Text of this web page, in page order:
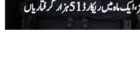
51 ہزار گرفتاریاں